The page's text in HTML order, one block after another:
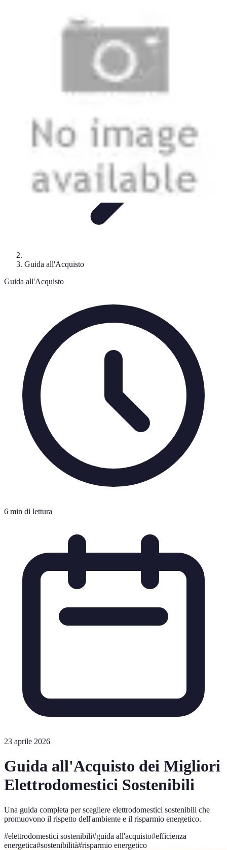
Smartphone e Accessori
Elettrodomestici
ElettrodomesticiAspirapolvereTendenze
Guida all'Acquisto
Guida all'Acquisto
6 min di lettura
23 aprile 2026
Guida all'Acquisto dei Migliori
Elettrodomestici Sostenibili
Una guida completa per scegliere elettrodomestici sostenibili che
promuovono il rispetto dell'ambiente e il risparmio energetico.
#elettrodomestici sostenibili#guida all'acquisto#efficienza
energetica#sostenibilità#risparmio energetico